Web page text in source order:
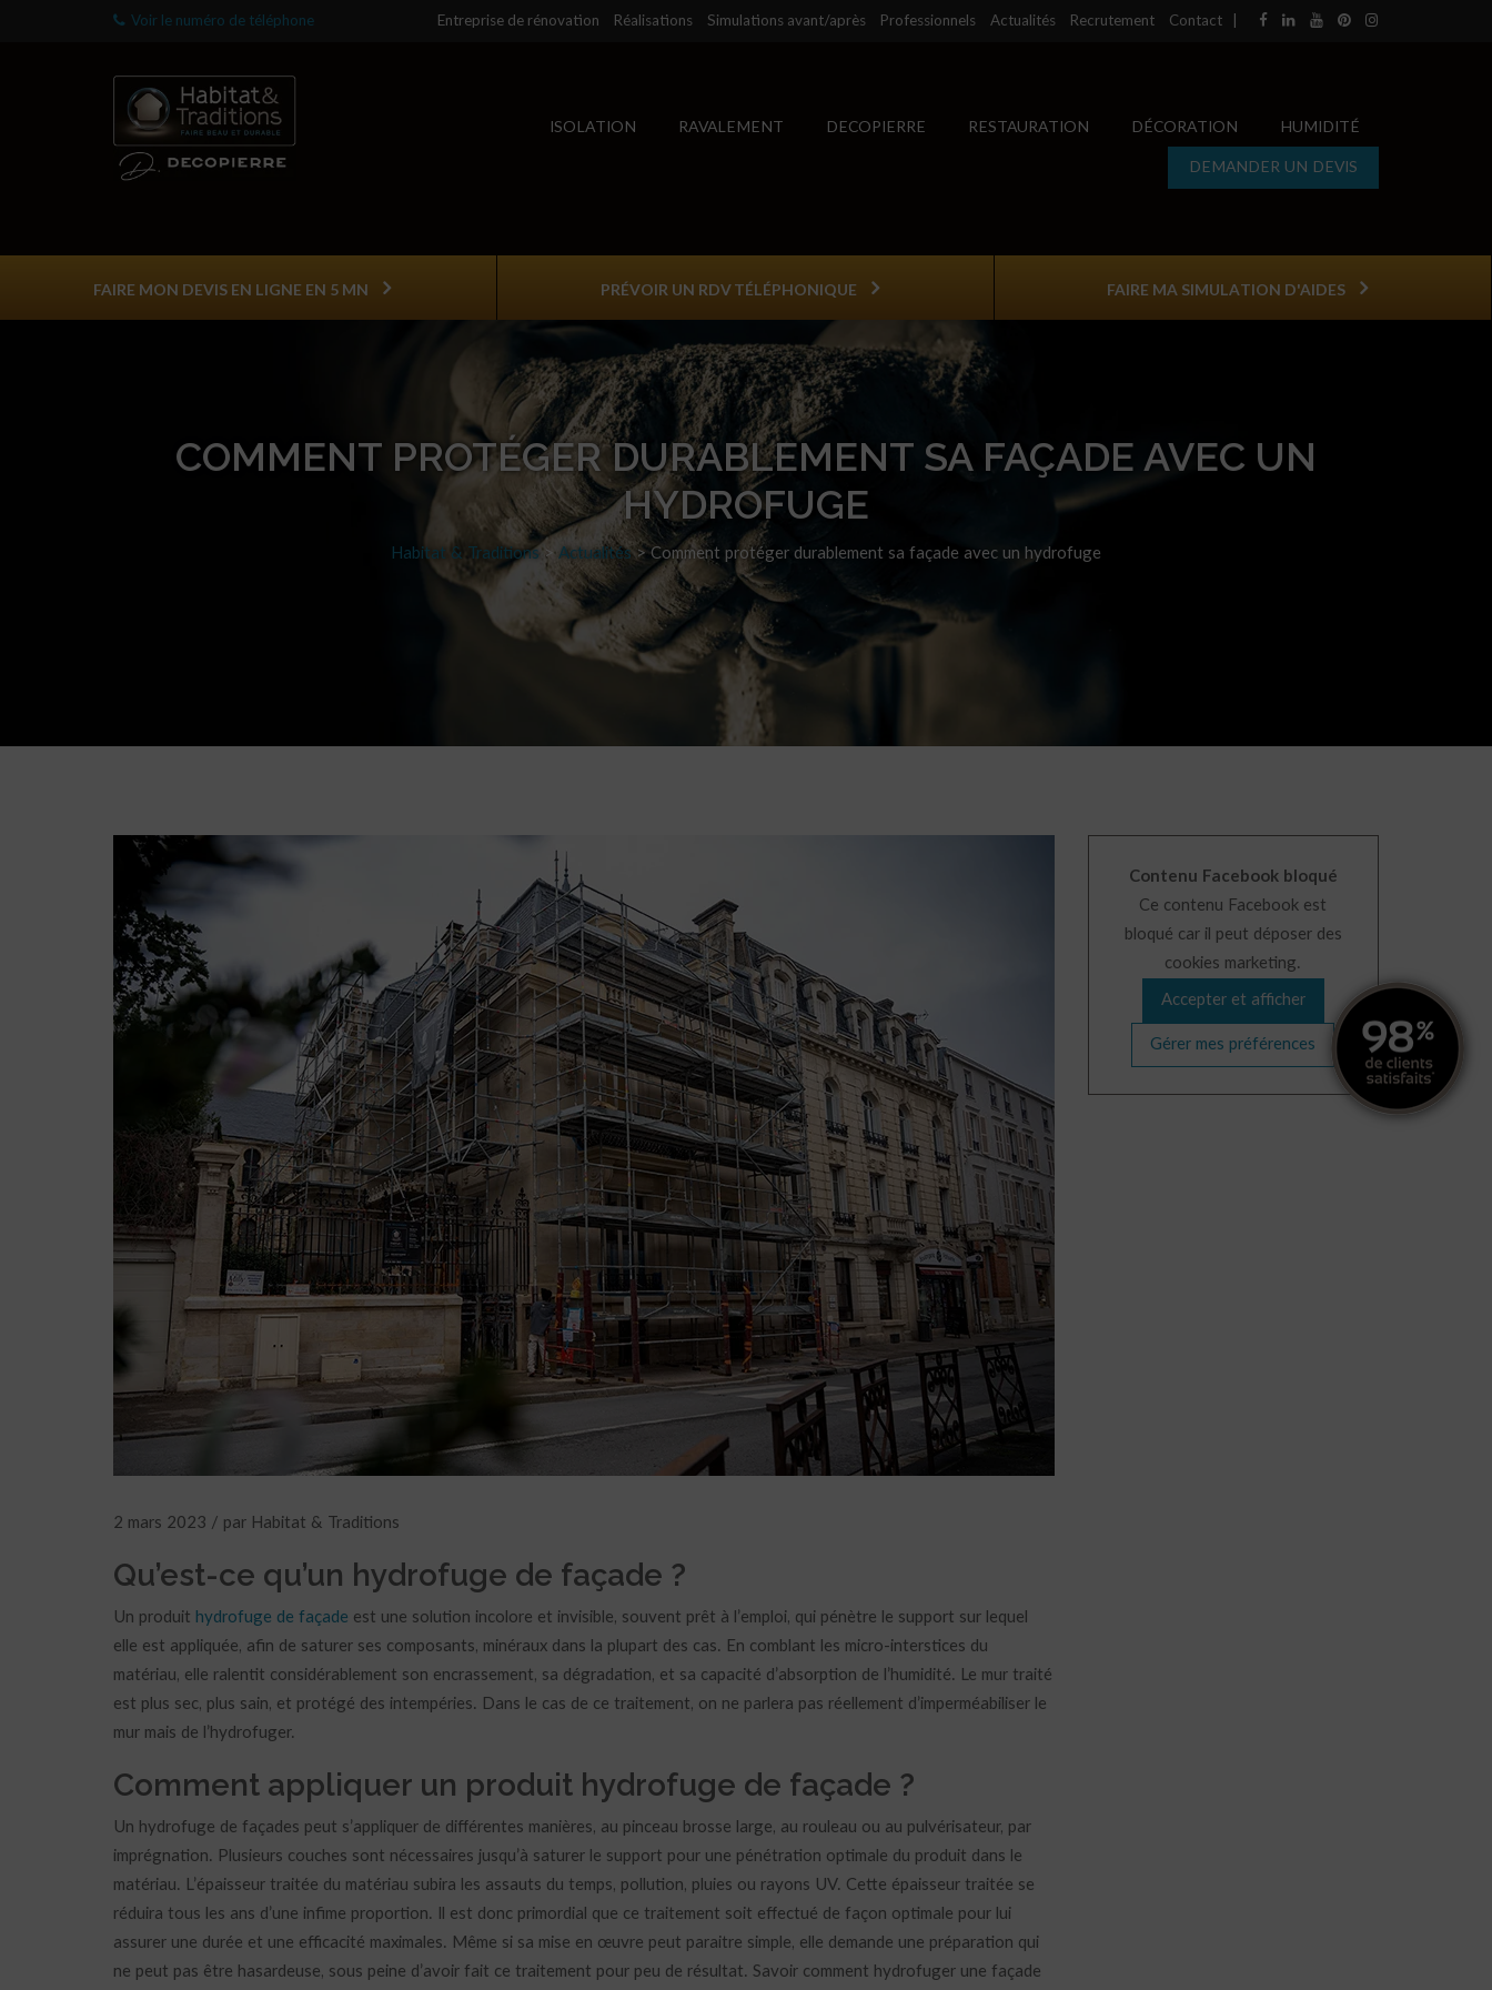
Voir le numéro de téléphone Entreprise de rénovation Réalisations Simulations avant/après Professionnels Actualités Recrutement Contact
ISOLATION RAVALEMENT DECOPIERRE RESTAURATION DÉCORATION HUMIDITÉ
DEMANDER UN DEVIS
FAIRE MON DEVIS EN LIGNE EN 5 MN PRÉVOIR UN RDV TÉLÉPHONIQUE FAIRE MA SIMULATION D'AIDES
COMMENT PROTÉGER DURABLEMENT SA FAÇADE AVEC UN
HYDROFUGE
Habitat & Traditions >Actualités> Comment protéger durablement sa façade avec un hydrofuge
2 mars 2023 / par Habitat & Traditions
Qu’est-ce qu’un hydrofuge de façade ?
Un produit hydrofuge de façade est une solution incolore et invisible, souvent prêt à l’emploi, qui pénètre le support sur lequel
elle est appliquée, afin de saturer ses composants, minéraux dans la plupart des cas. En comblant les micro-interstices du
matériau, elle ralentit considérablement son encrassement, sa dégradation, et sa capacité d’absorption de l’humidité. Le mur traité
est plus sec, plus sain, et protégé des intempéries. Dans le cas de ce traitement, on ne parlera pas réellement d’imperméabiliser le
mur mais de l’hydrofuger.
Comment appliquer un produit hydrofuge de façade ?
Un hydrofuge de façades peut s’appliquer de différentes manières, au pinceau brosse large, au rouleau ou au pulvérisateur, par
imprégnation. Plusieurs couches sont nécessaires jusqu’à saturer le support pour une pénétration optimale du produit dans le
matériau. L’épaisseur traitée du matériau subira les assauts du temps, pollution, pluies ou rayons UV. Cette épaisseur traitée se
réduira tous les ans d’une infime proportion. Il est donc primordial que ce traitement soit effectué de façon optimale pour lui
assurer une durée et une efficacité maximales. Même si sa mise en œuvre peut paraitre simple, elle demande une préparation qui
ne peut pas être hasardeuse, sous peine d’avoir fait ce traitement pour peu de résultat. Savoir comment hydrofuger une façade
Contenu Facebook bloqué
Ce contenu Facebook est
bloqué car il peut déposer des
cookies marketing.
Accepter et afficher
Gérer mes préférences